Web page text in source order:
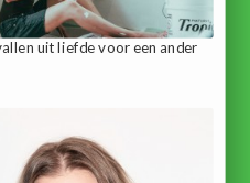
uit liefde voor een ander